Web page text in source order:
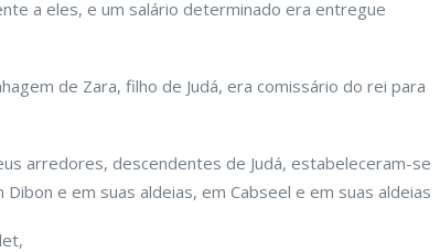
a eles, e um salário determinado era entregue
de Zara, filho de Judá, era comissário do rei para
arredores, descendentes de Judá, estabeleceram-se
e em suas aldeias, em Cabseel e em suas aldeias